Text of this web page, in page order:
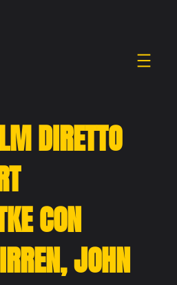
DIRETTO
CON
JOHN